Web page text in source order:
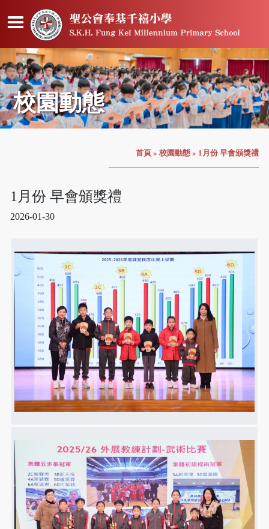
校園動態
首頁 » 校園動態 » 1月份 早會頒獎禮
1月份 早會頒獎禮
2026-01-30